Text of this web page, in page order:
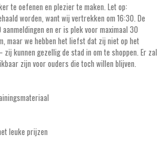
te oefenen en plezier te maken. Let op:
worden, want wij vertrekken om 16:30. De
en er is plek voor maximaal 30
maar we hebben het liefst dat zij niet op het
kunnen gezellig de stad in om te shoppen. Er zal
zijn voor ouders die toch willen blijven.
leuke prijzen